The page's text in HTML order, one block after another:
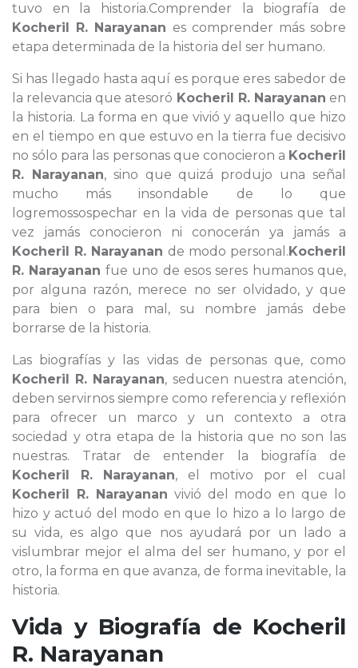
tuvo en la historia.Comprender la biografía de
Kocheril R. Narayanan es comprender más sobre
etapa determinada de la historia del ser humano.
Si has llegado hasta aquí es porque eres sabedor de
la relevancia que atesoró Kocheril R. Narayanan en
la historia. La forma en que vivió y aquello que hizo
en el tiempo en que estuvo en la tierra fue decisivo
no sólo para las personas que conocieron a Kocheril
R. Narayanan, sino que quizá produjo una señal
mucho más insondable de lo que
logremossospechar en la vida de personas que tal
vez jamás conocieron ni conocerán ya jamás a
Kocheril R. Narayanan de modo personal.Kocheril
R. Narayanan fue uno de esos seres humanos que,
por alguna razón, merece no ser olvidado, y que
para bien o para mal, su nombre jamás debe
borrarse de la historia.
Las biografías y las vidas de personas que, como
Kocheril R. Narayanan, seducen nuestra atención,
deben servirnos siempre como referencia y reflexión
para ofrecer un marco y un contexto a otra
sociedad y otra etapa de la historia que no son las
nuestras. Tratar de entender la biografía de
Kocheril R. Narayanan, el motivo por el cual
Kocheril R. Narayanan vivió del modo en que lo
hizo y actuó del modo en que lo hizo a lo largo de
su vida, es algo que nos ayudará por un lado a
vislumbrar mejor el alma del ser humano, y por el
otro, la forma en que avanza, de forma inevitable, la
historia.
Vida y Biografía de Kocheril
R. Narayanan